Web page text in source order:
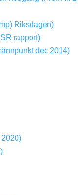
Riksdagen)
rapport)
dec 2014)
2020)